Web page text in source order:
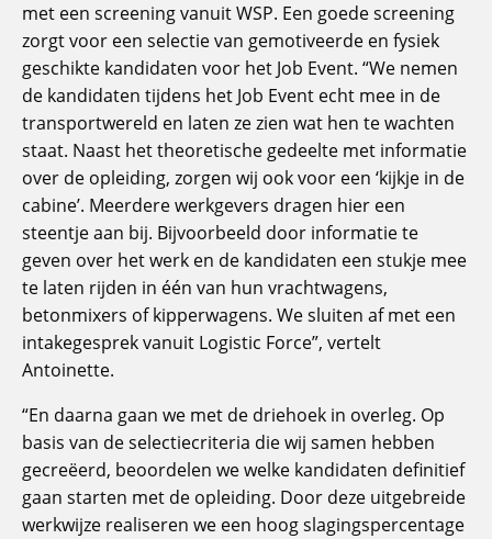
met een screening vanuit WSP. Een goede screening
zorgt voor een selectie van gemotiveerde en fysiek
geschikte kandidaten voor het Job Event. “We nemen
de kandidaten tijdens het Job Event echt mee in de
transportwereld en laten ze zien wat hen te wachten
staat. Naast het theoretische gedeelte met informatie
over de opleiding, zorgen wij ook voor een ‘kijkje in de
cabine’. Meerdere werkgevers dragen hier een
steentje aan bij. Bijvoorbeeld door informatie te
geven over het werk en de kandidaten een stukje mee
te laten rijden in één van hun vrachtwagens,
betonmixers of kipperwagens. We sluiten af met een
intakegesprek vanuit Logistic Force”, vertelt
Antoinette.
“En daarna gaan we met de driehoek in overleg. Op
basis van de selectiecriteria die wij samen hebben
gecreëerd, beoordelen we welke kandidaten definitief
gaan starten met de opleiding. Door deze uitgebreide
werkwijze realiseren we een hoog slagingspercentage